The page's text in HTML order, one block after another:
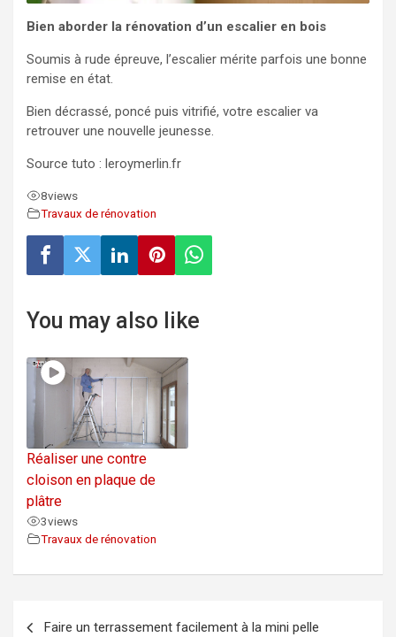
Bien aborder la rénovation d’un escalier en bois
Soumis à rude épreuve, l’escalier mérite parfois une bonne
remise en état.
Bien décrassé, poncé puis vitrifié, votre escalier va
retrouver une nouvelle jeunesse.
Source tuto : leroymerlin.fr
8views
Travaux de rénovation
You may also like
Réaliser une contre
cloison en plaque de
plâtre
3views
Travaux de rénovation
Faire un terrassement facilement à la mini pelle